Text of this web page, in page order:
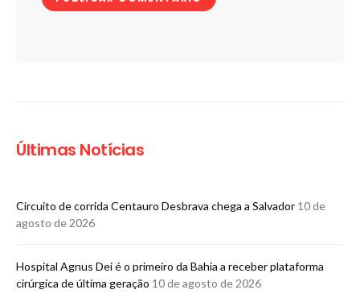
Últimas Notícias
Circuito de corrida Centauro Desbrava chega a Salvador 10 de
agosto de 2026
Hospital Agnus Dei é o primeiro da Bahia a receber plataforma
cirúrgica de última geração 10 de agosto de 2026